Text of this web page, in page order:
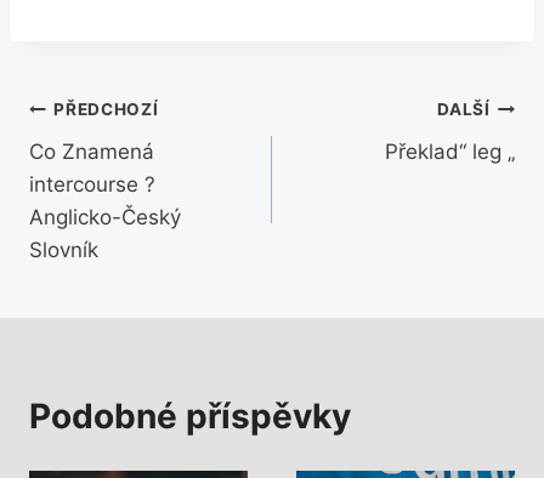
Navigace
pro
příspěvek
PŘEDCHOZÍ
Co Znamená
intercourse ?
Anglicko-Český
Slovník
DALŠÍ
Překlad“ leg „
Podobné příspěvky